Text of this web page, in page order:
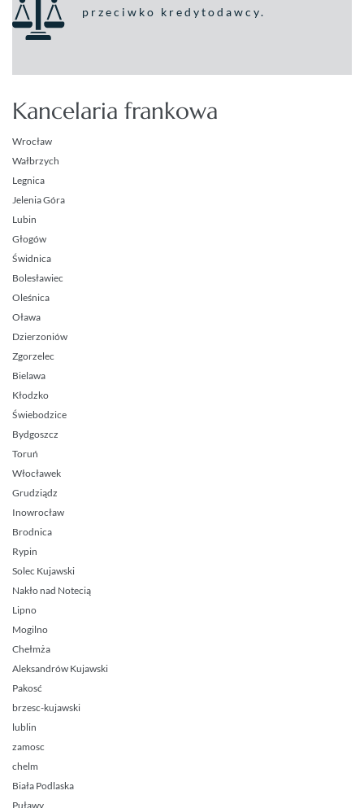
przeciwko kredytodawcy.
Kancelaria frankowa
Wrocław
Wałbrzych
Legnica
Jelenia Góra
Lubin
Głogów
Świdnica
Bolesławiec
Oleśnica
Oława
Dzierzoniów
Zgorzelec
Bielawa
Kłodzko
Świebodzice
Bydgoszcz
Toruń
Włocławek
Grudziądz
Inowrocław
Brodnica
Rypin
Solec Kujawski
Nakło nad Notecią
Lipno
Mogilno
Chełmża
Aleksandrów Kujawski
Pakosć
brzesc-kujawski
lublin
zamosc
chelm
Biała Podlaska
Puławy